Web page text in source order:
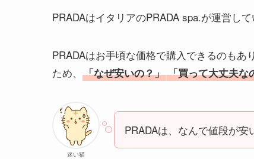
PRADAはイタリアのPRADA spa.が運営して
PRADAはお手頃な価格で購入できるのも
ため、
「なぜ安いの？」 「買って大丈夫な
迷い猫
PRADAは、なんで値段が安